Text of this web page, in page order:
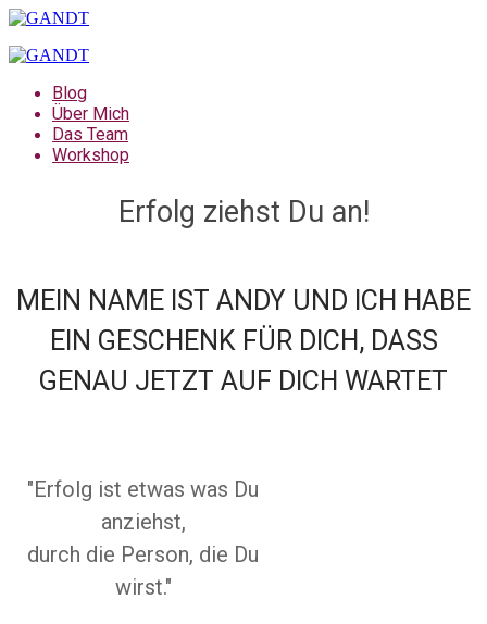
Blog
Über Mich
Das Team
Workshop
Erfolg ziehst Du an!
MEIN NAME IST ANDY UND ICH HABE
EIN GESCHENK FÜR DICH, DASS
GENAU JETZT AUF DICH WARTET
"Erfolg ist etwas was Du
anziehst,
durch die Person, die Du
wirst."